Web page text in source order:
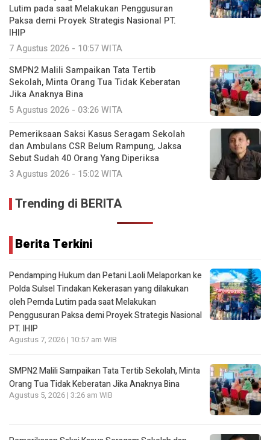
Lutim pada saat Melakukan Penggusuran
Paksa demi Proyek Strategis Nasional PT.
IHIP
7 Agustus 2026 - 10:57 WITA
SMPN2 Malili Sampaikan Tata Tertib
Sekolah, Minta Orang Tua Tidak Keberatan
Jika Anaknya Bina
5 Agustus 2026 - 03:26 WITA
Pemeriksaan Saksi Kasus Seragam Sekolah
dan Ambulans CSR Belum Rampung, Jaksa
Sebut Sudah 40 Orang Yang Diperiksa
3 Agustus 2026 - 15:02 WITA
Trending di BERITA
Berita Terkini
Pendamping Hukum dan Petani Laoli Melaporkan ke
Polda Sulsel Tindakan Kekerasan yang dilakukan
oleh Pemda Lutim pada saat Melakukan
Penggusuran Paksa demi Proyek Strategis Nasional
PT. IHIP
Agustus 7, 2026 | 10:57 am WIB
SMPN2 Malili Sampaikan Tata Tertib Sekolah, Minta
Orang Tua Tidak Keberatan Jika Anaknya Bina
Agustus 5, 2026 | 3:26 am WIB